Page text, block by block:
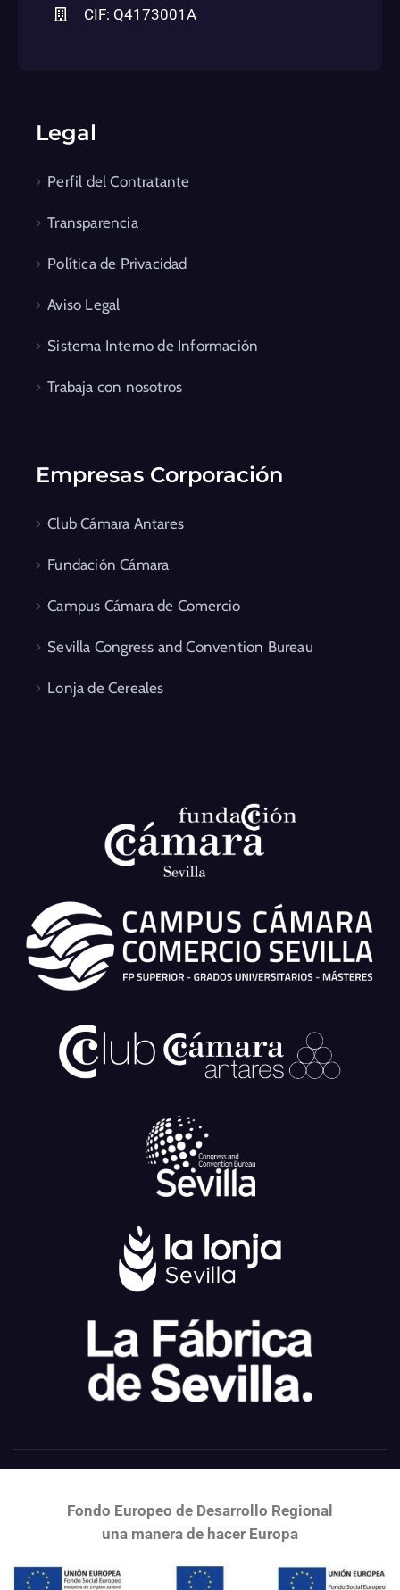
CIF: Q4173001A
Legal
Perfil del Contratante
Transparencia
Política de Privacidad
Aviso Legal
Sistema Interno de Información
Trabaja con nosotros
Empresas Corporación
Club Cámara Antares
Fundación Cámara
Campus Cámara de Comercio
Sevilla Congress and Convention Bureau
Lonja de Cereales
Fondo Europeo de Desarrollo Regional
una manera de hacer Europa